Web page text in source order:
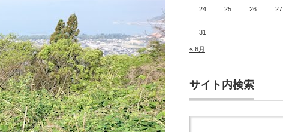
24 25 26 27
31
« 6月
サイト内検索